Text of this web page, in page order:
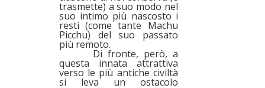
trasmette) a suo modo nel
suo intimo più nascosto i
resti (come tante Machu
Picchu) del suo passato
più remoto.
Di fronte, però, a
questa innata attrattiva
verso le più antiche civiltà
si leva un ostacolo